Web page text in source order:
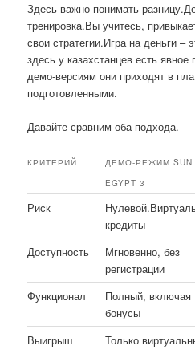
Здесь важно понимать
тренировка.Вы учитесь,
свои стратегии.Игра на деньги –
здесь у казахстанцев есть
демо-версиям они приходят в
подготовленными.
Давайте сравним оба подхода.
КРИТЕРИЙ
ДЕМО-РЕЖИМ SUN
EGYPT 3
Риск
кредиты
Доступность
Мгновенно, без
регистрации
Функционал
Полный, включая
бонусы
Выигрыш
Только